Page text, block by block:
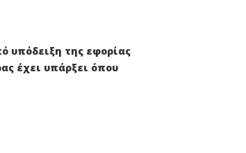
υπόδειξη της εφορίας
έχει υπάρξει όπου